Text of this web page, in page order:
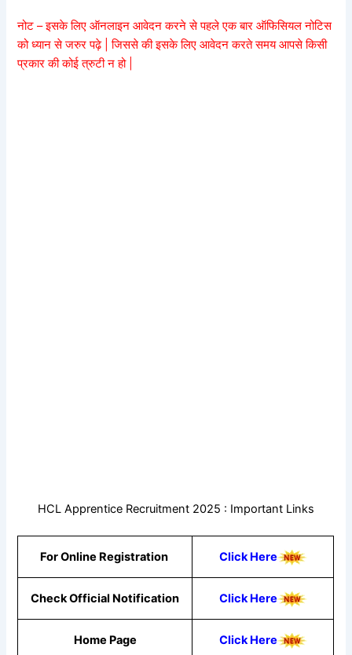
नोट – इसके लिए ऑनलाइन आवेदन करने से पहले एक बार ऑफिसियल नोटिस
को ध्यान से जरुर पढ़े | जिससे की इसके लिए आवेदन करते समय आपसे किसी
प्रकार की कोई त्रुटी न हो |
HCL Apprentice Recruitment 2025 : Important Links
For Online Registration Click Here
Check Official Notification Click Here
Home Page Click Here